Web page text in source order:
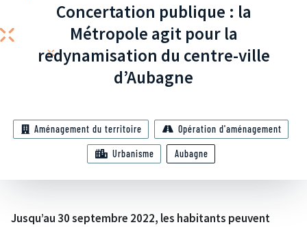
Concertation publique : la
Métropole agit pour la
redynamisation du centre-ville
d’Aubagne
Aménagement du territoire Opération d'aménagement
Urbanisme Aubagne
Jusqu’au 30 septembre 2022, les habitants peuvent